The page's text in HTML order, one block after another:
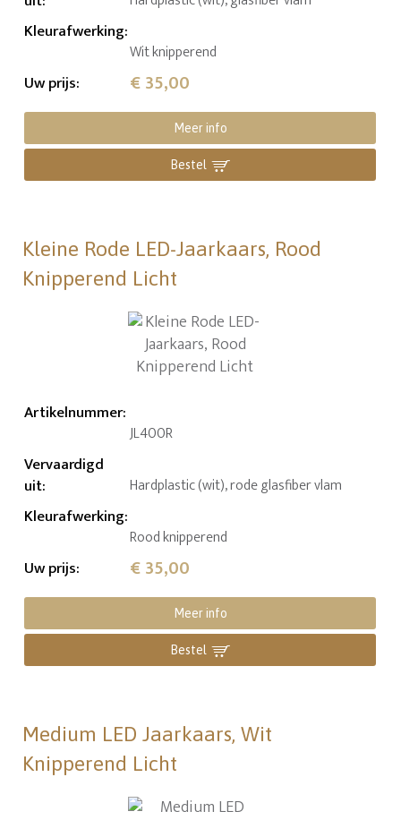
Kleurafwerking:
Wit knipperend
Uw prijs: € 35,00
Meer info
Bestel
Kleine Rode LED-Jaarkaars, Rood
Knipperend Licht
Artikelnummer:
JL400R
Vervaardigd
uit: Hardplastic (wit), rode glasfiber vlam
Kleurafwerking:
Rood knipperend
Uw prijs: € 35,00
Meer info
Bestel
Medium LED Jaarkaars, Wit
Knipperend Licht